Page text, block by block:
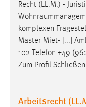
Master Miet- [...]
102 Telefon +49
Zum Profil Schließen
Arbeitsrecht
atorin Dayjene Lum